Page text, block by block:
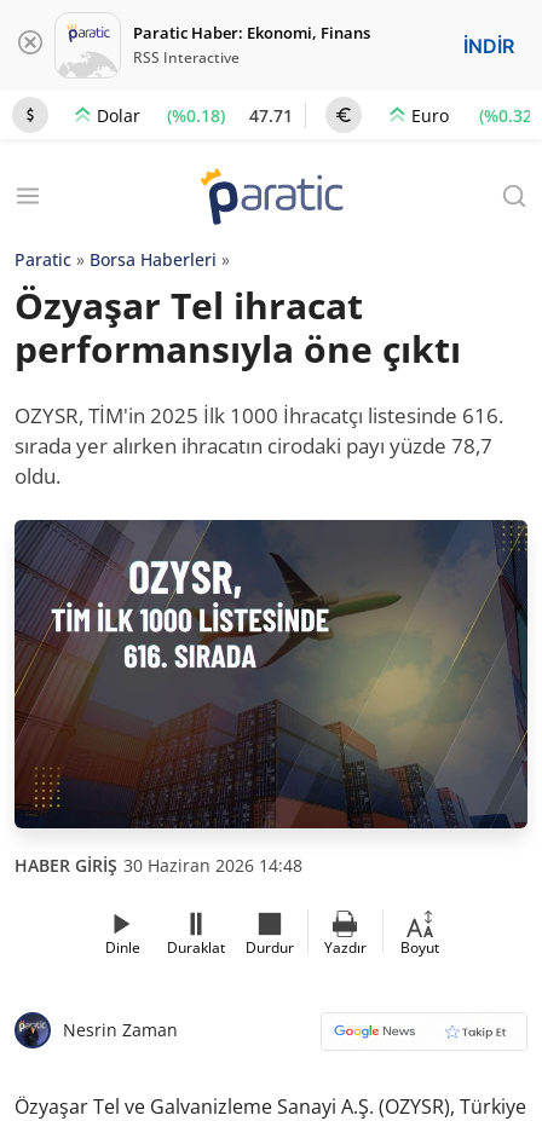
Paratic Haber: Ekonomi, Finans
RSS Interactive İNDİR
Dolar (%0.18) 47.71 Euro (%0.32)
Paratic » Borsa Haberleri »
Özyaşar Tel ihracat
performansıyla öne çıktı
OZYSR, TİM'in 2025 İlk 1000 İhracatçı listesinde 616.
sırada yer alırken ihracatın cirodaki payı yüzde 78,7
oldu.
HABER GİRİŞ 30 Haziran 2026 14:48
Dinle Duraklat Durdur Yazdır Boyut
Nesrin Zaman
Özyaşar Tel ve Galvanizleme Sanayi A.Ş. (OZYSR), Türkiye